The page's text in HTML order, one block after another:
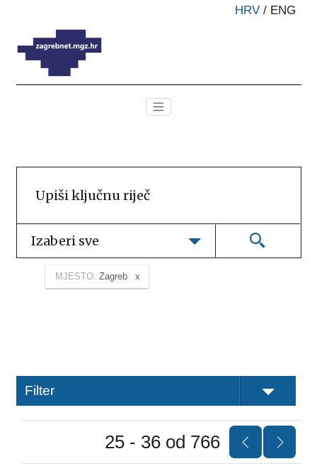
HRV / ENG
Izaberi sve
MJESTO: Zagreb
Filter
25 - 36 od 766